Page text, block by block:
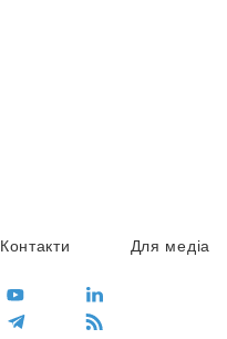
Контакти Для медіа